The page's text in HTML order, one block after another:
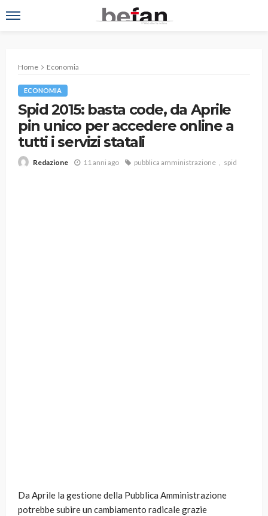
Home Economia
ECONOMIA
Spid 2015: basta code, da Aprile
pin unico per accedere online a
tutti i servizi statali
Redazione 11 anni ago pubblica amministrazione spid
Da Aprile la gestione della Pubblica Amministrazione
potrebbe subire un cambiamento radicale grazie